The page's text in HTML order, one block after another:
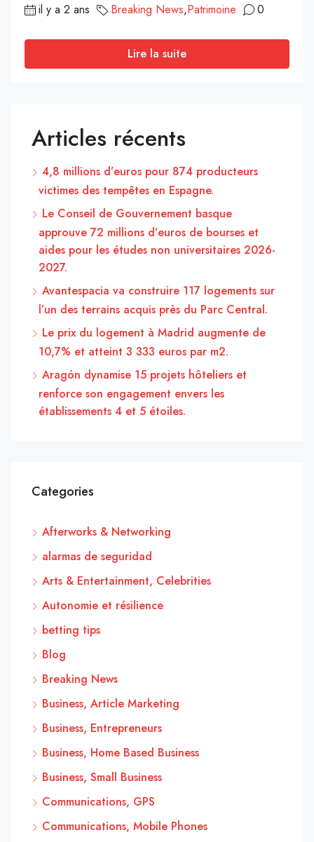
il y a 2 ans Breaking News,Patrimoine 0
Lire la suite
Articles récents
4,8 millions d’euros pour 874 producteurs
victimes des tempêtes en Espagne.
Le Conseil de Gouvernement basque
approuve 72 millions d’euros de bourses et
aides pour les études non universitaires 2026-
2027.
Avantespacia va construire 117 logements sur
l’un des terrains acquis près du Parc Central.
Le prix du logement à Madrid augmente de
10,7% et atteint 3 333 euros par m2.
Aragón dynamise 15 projets hôteliers et
renforce son engagement envers les
établissements 4 et 5 étoiles.
Categories
Afterworks & Networking
alarmas de seguridad
Arts & Entertainment, Celebrities
Autonomie et résilience
betting tips
Blog
Breaking News
Business, Article Marketing
Business, Entrepreneurs
Business, Home Based Business
Business, Small Business
Communications, GPS
Communications, Mobile Phones